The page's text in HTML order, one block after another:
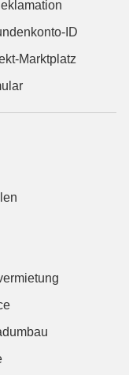
ID
Marktplatz